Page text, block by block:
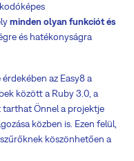
minden olyan funkciót és
és hatékonyságra
az Easy8 a
között a Ruby 3.0, a
tarthat Önnel a projektje
közben is. Ezen felül,
köszönhetően a